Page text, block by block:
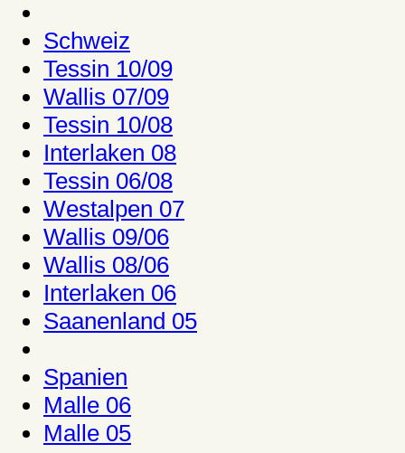
Schweiz
Tessin 10/09
Wallis 07/09
Tessin 10/08
Interlaken 08
Tessin 06/08
Westalpen 07
Wallis 09/06
Wallis 08/06
Interlaken 06
Saanenland 05
Spanien
Malle 06
Malle 05